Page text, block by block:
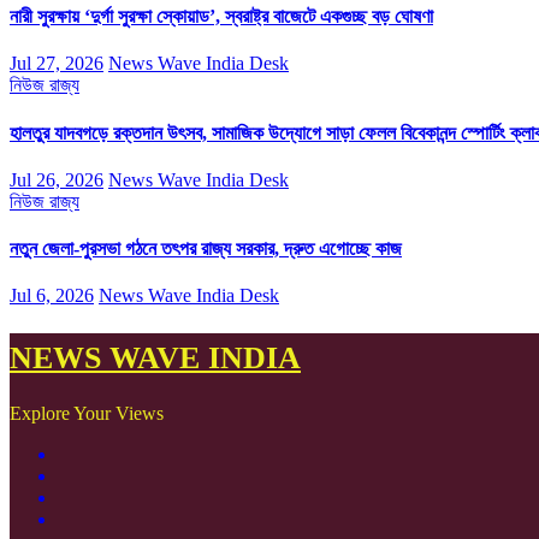
নারী সুরক্ষায় ‘দুর্গা সুরক্ষা স্কোয়াড’, স্বরাষ্ট্র বাজেটে একগুচ্ছ বড় ঘোষণা
Jul 27, 2026 News Wave India Desk
নিউজ রাজ্য
হালতুর যাদবগড়ে রক্তদান উৎসব, সামাজিক উদ্যোগে সাড়া ফেলল বিবেকানন্দ স্পোর্টিং
Jul 26, 2026 News Wave India Desk
নিউজ রাজ্য
নতুন জেলা-পুরসভা গঠনে তৎপর রাজ্য সরকার, দ্রুত এগোচ্ছে কাজ
Jul 6, 2026 News Wave India Desk
NEWS WAVE INDIA
Explore Your Views